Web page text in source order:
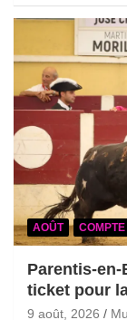
AOÛT
Parentis-
ticket pour
9 août, 2026